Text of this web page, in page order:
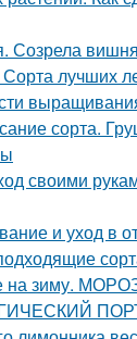
Созрела
лучших
сорта.
своими
и уход в
на зиму.